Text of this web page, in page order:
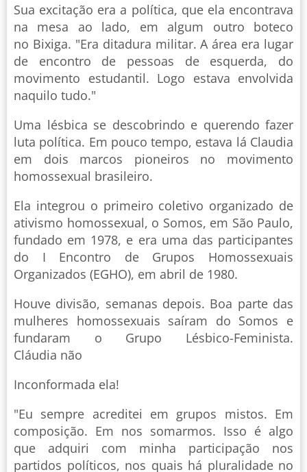
Sua excitação era a política, que ela encontrava
na mesa ao lado, em algum outro boteco
no Bixiga. "Era ditadura militar. A área era lugar
de encontro de pessoas de esquerda, do
movimento estudantil. Logo estava envolvida
naquilo tudo."
Uma lésbica se descobrindo e querendo fazer
luta política. Em pouco tempo, estava lá Claudia
em dois marcos pioneiros no movimento
homossexual brasileiro.
Ela integrou o primeiro coletivo organizado de
ativismo homossexual, o Somos, em São Paulo,
fundado em 1978, e era uma das participantes
do I Encontro de Grupos Homossexuais
Organizados (EGHO), em abril de 1980.
Houve divisão, semanas depois. Boa parte das
mulheres homossexuais saíram do Somos e
fundaram o Grupo Lésbico-Feminista.
Cláudia não
Inconformada ela!
"Eu sempre acreditei em grupos mistos. Em
composição. Em nos somarmos. Isso é algo
que adquiri com minha participação nos
partidos políticos, nos quais há pluralidade no